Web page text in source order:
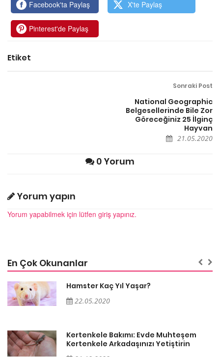
Facebook'ta Paylaş
X'te Paylaş
Pinterest'de Paylaş
Etiket
Sonraki Post
National Geographic
Belgesellerinde Bile Zor
Göreceğiniz 25 İlginç
Hayvan
21.05.2020
0 Yorum
Yorum yapın
Yorum yapabilmek için lütfen giriş yapınız.
En Çok Okunanlar
Hamster Kaç Yıl Yaşar?
22.05.2020
Kertenkele Bakımı: Evde Muhteşem
Kertenkele Arkadaşınızı Yetiştirin